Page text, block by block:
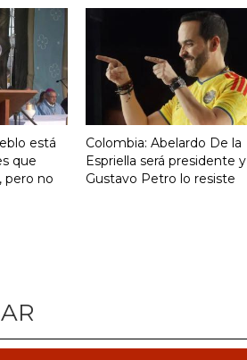
está
que
pero no
Colombia: Abelardo De la
Espriella será presidente y
Gustavo Petro lo resiste